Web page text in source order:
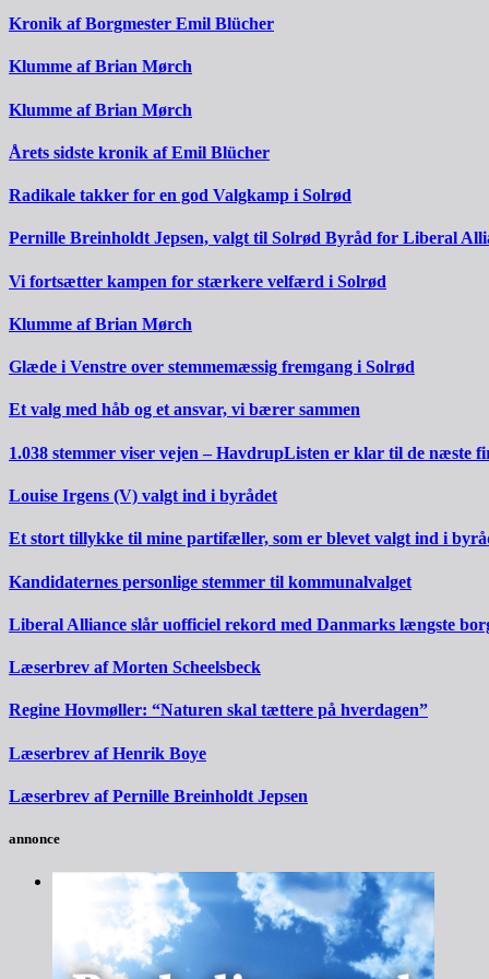
Kronik af Borgmester Emil Blücher
Klumme af Brian Mørch
Klumme af Brian Mørch
Årets sidste kronik af Emil Blücher
Radikale takker for en god Valgkamp i Solrød
Pernille Breinholdt Jepsen, valgt til Solrød Byråd for Liberal
Vi fortsætter kampen for stærkere velfærd i Solrød
Klumme af Brian Mørch
Glæde i Venstre over stemmemæssig fremgang i Solrød
Et valg med håb og et ansvar, vi bærer sammen
1.038 stemmer viser vejen – HavdrupListen er klar til de næste
Louise Irgens (V) valgt ind i byrådet
Et stort tillykke til mine partifæller, som er blevet valgt ind i
Kandidaternes personlige stemmer til kommunalvalget
Liberal Alliance slår uofficiel rekord med Danmarks længste
Læserbrev af Morten Scheelsbeck
Regine Hovmøller: “Naturen skal tættere på hverdagen”
Læserbrev af Henrik Boye
Læserbrev af Pernille Breinholdt Jepsen
annonce